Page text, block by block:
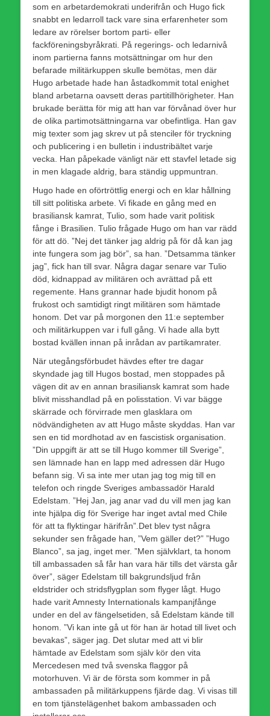
som en arbetardemokrati underifrån och Hugo fick
snabbt en ledarroll tack vare sina erfarenheter som
ledare av rörelser bortom parti- eller
fackföreningsbyråkrati. På regerings- och ledarnivå
inom partierna fanns motsättningar om hur den
befarade militärkuppen skulle bemötas, men där
Hugo arbetade hade han åstadkommit total enighet
bland arbetarna oavsett deras partitillhörigheter. Han
brukade berätta för mig att han var förvånad över hur
de olika partimotsättningarna var obefintliga. Han gav
mig texter som jag skrev ut på stenciler för tryckning
och publicering i en bulletin i industribältet varje
vecka. Han påpekade vänligt när ett stavfel letade sig
in men klagade aldrig, bara ständig uppmuntran.
Hugo hade en oförtröttlig energi och en klar hållning
till sitt politiska arbete. Vi fikade en gång med en
brasiliansk kamrat, Tulio, som hade varit politisk
fånge i Brasilien. Tulio frågade Hugo om han var rädd
för att dö. ”Nej det tänker jag aldrig på för då kan jag
inte fungera som jag bör”, sa han. ”Detsamma tänker
jag”, fick han till svar. Några dagar senare var Tulio
död, kidnappad av militären och avrättad på ett
regemente. Hans grannar hade bjudit honom på
frukost och samtidigt ringt militären som hämtade
honom. Det var på morgonen den 11:e september
och militärkuppen var i full gång. Vi hade alla bytt
bostad kvällen innan på inrådan av partikamrater.
När utegångsförbudet hävdes efter tre dagar
skyndade jag till Hugos bostad, men stoppades på
vägen dit av en annan brasiliansk kamrat som hade
blivit misshandlad på en polisstation. Vi var bägge
skärrade och förvirrade men glasklara om
nödvändigheten av att Hugo måste skyddas. Han var
sen en tid mordhotad av en fascistisk organisation.
”Din uppgift är att se till Hugo kommer till Sverige”,
sen lämnade han en lapp med adressen där Hugo
befann sig. Vi sa inte mer utan jag tog mig till en
telefon och ringde Sveriges ambassadör Harald
Edelstam. ”Hej Jan, jag anar vad du vill men jag kan
inte hjälpa dig för Sverige har inget avtal med Chile
för att ta flyktingar härifrån”.Det blev tyst några
sekunder sen frågade han, ”Vem gäller det?” ”Hugo
Blanco”, sa jag, inget mer. ”Men självklart, ta honom
till ambassaden så får han vara här tills det värsta går
över”, säger Edelstam till bakgrundsljud från
eldstrider och stridsflygplan som flyger lågt. Hugo
hade varit Amnesty Internationals kampanjfånge
under en del av fängelsetiden, så Edelstam kände till
honom. ”Vi kan inte gå ut för han är hotad till livet och
bevakas”, säger jag. Det slutar med att vi blir
hämtade av Edelstam som själv kör den vita
Mercedesen med två svenska flaggor på
motorhuven. Vi är de första som kommer in på
ambassaden på militärkuppens fjärde dag. Vi visas till
en tom tjänstelägenhet bakom ambassaden och